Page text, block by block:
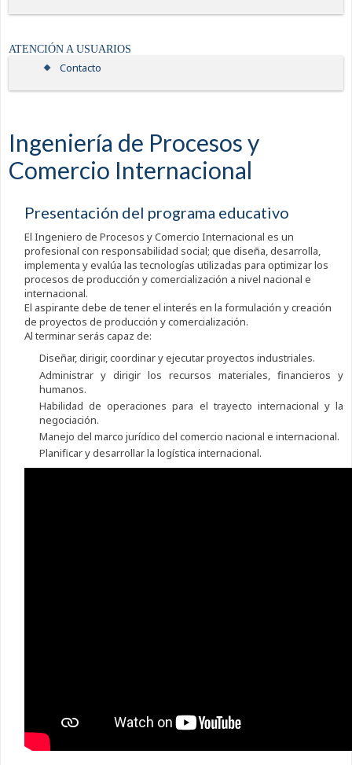
ATENCIÓN A USUARIOS
Contacto
Ingeniería de Procesos y
Comercio Internacional
Presentación del programa educativo
El Ingeniero de Procesos y Comercio Internacional es un
profesional con responsabilidad social; que diseña, desarrolla,
implementa y evalúa las tecnologías utilizadas para optimizar los
procesos de producción y comercialización a nivel nacional e
internacional.
El aspirante debe de tener el interés en la formulación y creación
de proyectos de producción y comercialización.
Al terminar serás capaz de:
Diseñar, dirigir, coordinar y ejecutar proyectos industriales.
Administrar y dirigir los recursos materiales, financieros y
humanos.
Habilidad de operaciones para el trayecto internacional y la
negociación.
Manejo del marco jurídico del comercio nacional e internacional.
Planificar y desarrollar la logística internacional.